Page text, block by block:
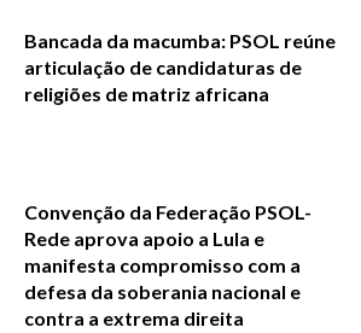
Bancada da macumba: PSOL reúne
articulação de candidaturas de
religiões de matriz africana
Convenção da Federação PSOL-
Rede aprova apoio a Lula e
manifesta compromisso com a
defesa da soberania nacional e
contra a extrema direita